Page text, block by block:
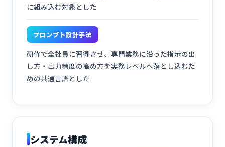
に組み込む対象とした
プロンプト設計手法
研修で全社員に習得させ、専門業務に沿った指示の出
し方・出力精度の高め方を実務レベルへ落とし込むた
めの共通言語とした
システム構成